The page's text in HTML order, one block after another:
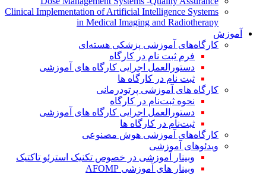
Clinical Implementation of Artificial Intelligence Systems
in Medical Imaging and Radiotherapy
آموزش
کارگاه‌های آموزشی پزشکی هسته‌ای
فرم ثبت نام در کارگاه
دستورالعمل اجرایی کارگاه های آموزشی
ثبت نام در کارگاه ها
کارگاه های آموزشی پرتودرمانی
نحوه ثبت‌نام در کارگاه
دستورالعمل اجرایی کارگاه های آموزشی
ثبت‌نام در کارگاه ها
کارگاه‌های آموزشی هوش مصنوعی
ویدئوهای آموزشی
وبینار آموزشی در خصوص تکنیک استرئو تاکتیک
وبینار های آموزشی AFOMP